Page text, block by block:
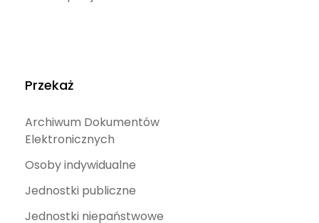
Przekaż
Archiwum Dokumentów
Elektronicznych
Osoby indywidualne
Jednostki publiczne
Jednostki niepaństwowe